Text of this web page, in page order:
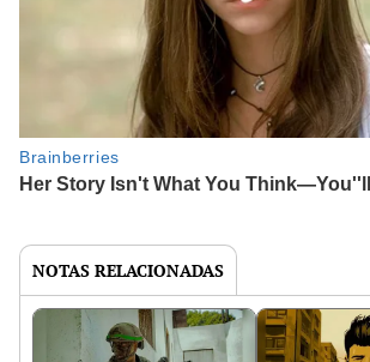
NOTAS RELACIONADAS